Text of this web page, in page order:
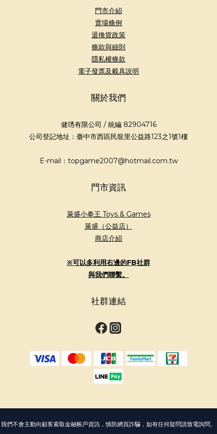
門市介紹
賣場條例
退換貨政策
條款與細則
隱私權條款
電子發票及載具說明
關於我們
健琇有限公司 / 統編 82904716
公司登記地址：臺中市西區民龍里公益路123之1號1樓
E-mail：topgame2007@hotmail.com.tw
門市資訊
萊盛小拳王 Toys & Games
萊盛（公益店）
商店介紹
※可以多利用右邊的FB社群
與我們聯繫。
社群連結
我們不會主動向顧客索取金融帳戶資訊，慎防網頁詐騙，如有任何疑問請致電詢問。